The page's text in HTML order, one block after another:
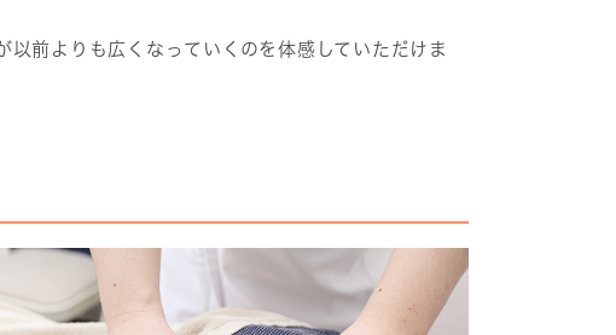
前よりも広くなっていくのを体感していただけま